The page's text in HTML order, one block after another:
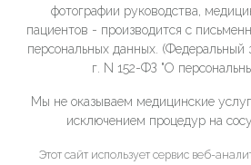
фотографии руководства,
пациентов - производится с
персональных данных. (Федеральный
г. N 152-ФЗ "О
Мы не оказываем медицинские
исключением процедур на
Этот сайт использует сервис веб-